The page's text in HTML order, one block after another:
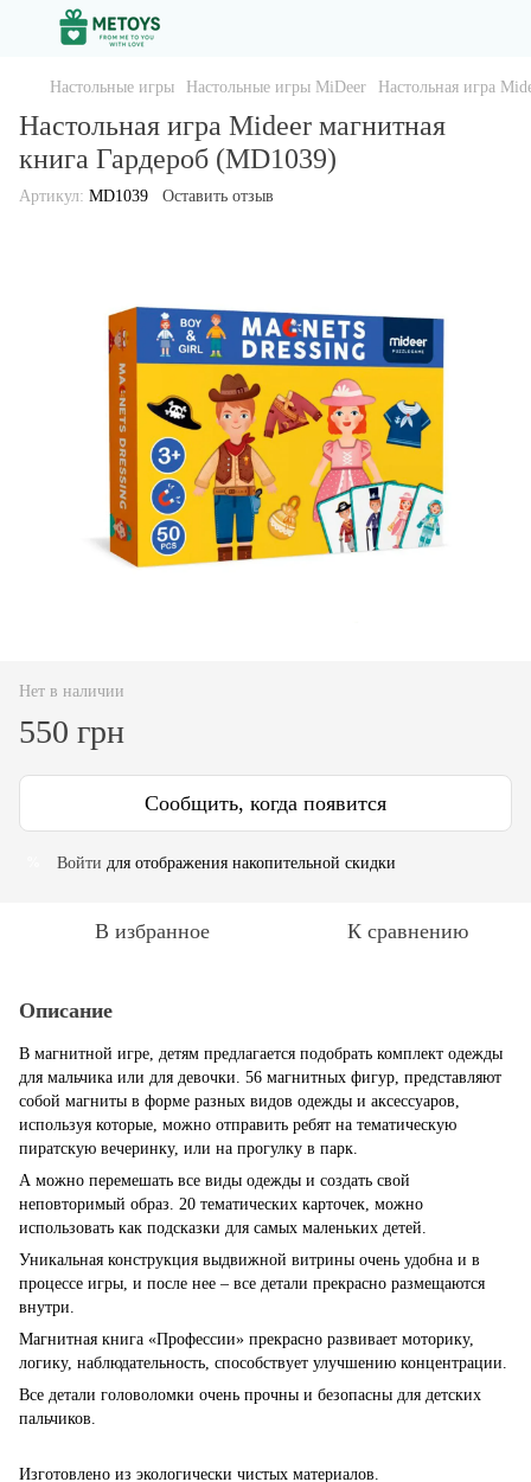
Настольные игры Настольные игры MiDeer Настольная игра
Настольная игра Mideer магнитная
книга Гардероб (MD1039)
Артикул: MD1039 Оставить отзыв
Нет в наличии
550 грн
Сообщить, когда появится
Войти для отображения накопительной скидки
В избранное К сравнению
Описание
В магнитной игре, детям предлагается подобрать комплект одежды
для мальчика или для девочки. 56 магнитных фигур, представляют
собой магниты в форме разных видов одежды и аксессуаров,
используя которые, можно отправить ребят на тематическую
пиратскую вечеринку, или на прогулку в парк.
А можно перемешать все виды одежды и создать свой
неповторимый образ. 20 тематических карточек, можно
использовать как подсказки для самых маленьких детей.
Уникальная конструкция выдвижной витрины очень удобна и в
процессе игры, и после нее – все детали прекрасно размещаются
внутри.
Магнитная книга «Профессии» прекрасно развивает моторику,
логику, наблюдательность, способствует улучшению концентрации.
Все детали головоломки очень прочны и безопасны для детских
пальчиков.
Изготовлено из экологически чистых материалов.